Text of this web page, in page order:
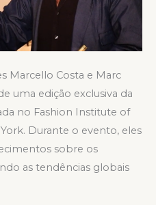
Marcello Costa e Marc
uma edição exclusiva da
no Fashion Institute of
Durante o evento, eles
sobre os
as tendências globais